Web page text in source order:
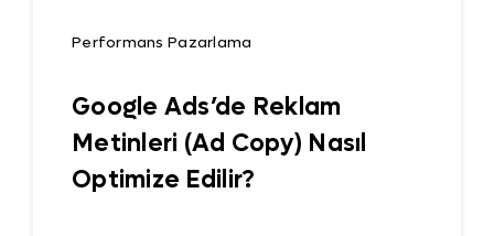
Performans Pazarlama
Google Ads’de Reklam
Metinleri (Ad Copy) Nasıl
Optimize Edilir?